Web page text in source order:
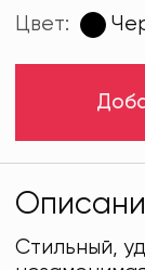
Цвет:
Стильный,